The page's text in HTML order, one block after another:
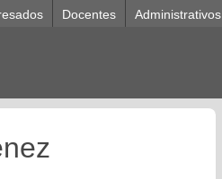
Docentes Administrativos